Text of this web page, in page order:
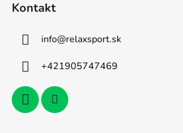
Kontakt
info@relaxsport.sk
+421905747469